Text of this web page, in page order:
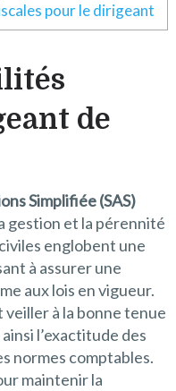
pour le dirigeant
de
Simplifiée (SAS)
gestion et la pérennité
englobent une
à assurer une
aux lois en vigueur.
à la bonne tenue
l’exactitude des
normes comptables.
maintenir la